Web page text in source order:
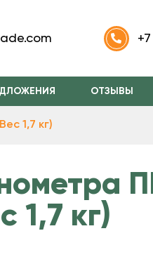
ОТЗЫВЫ
1,7 кг)
1,7 кг)